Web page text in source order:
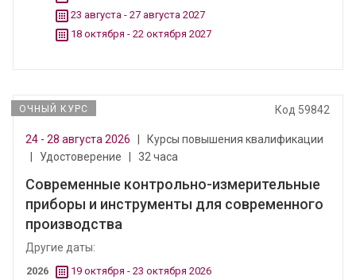
23 августа - 27 августа 2027
18 октября - 22 октября 2027
ОЧНЫЙ КУРС Код 59842
24 - 28 августа 2026
Курсы повышения квалификации
Удостоверение 32 часа
Современные контрольно-измерительные
приборы и инструменты для современного
производства
Другие даты:
2026 19 октября - 23 октября 2026